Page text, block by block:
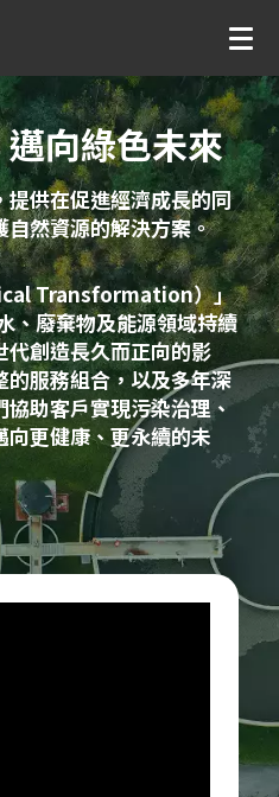
向綠色未來
供在促進經濟成長的同
然資源的解決方案。
Transformation）」
、廢棄物及能源領域持續
代創造長久而正向的影
服務組合，以及多年深
助客戶實現污染治理、
更健康、更永續的未